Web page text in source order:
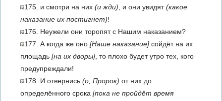
175. и смотри на них (и жди) , и они увидят(какое
наказание их постигнет)!
176. Неужели они торопят с Нашим наказанием?
177. А когда же оно [Наше наказание] сойдёт на их
площадь [на их дворы] , то плохо будет утро тех, кого
предупреждали!
178. И отвернись (о, Пророк) от них до
определённого срока [пока не пройдёт время